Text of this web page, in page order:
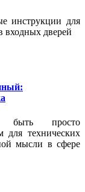
инструкции для
входных дверей
быть просто
для технических
мысли в сфере